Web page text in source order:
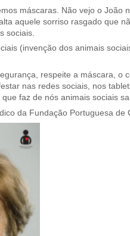
máscaras. Não vejo o João
aquele sorriso rasgado que
sociais.
(invenção dos animais
respeite a máscara, o
nas redes sociais, nos
faz de nós animais sociais
da Fundação Portuguesa de